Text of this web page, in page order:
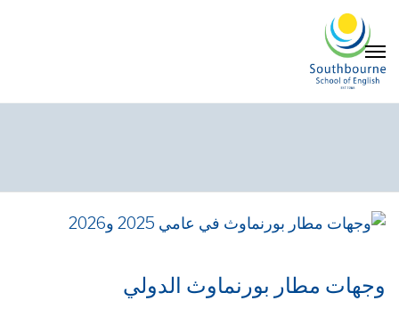
وجهات مطار بورنماوث الدولي